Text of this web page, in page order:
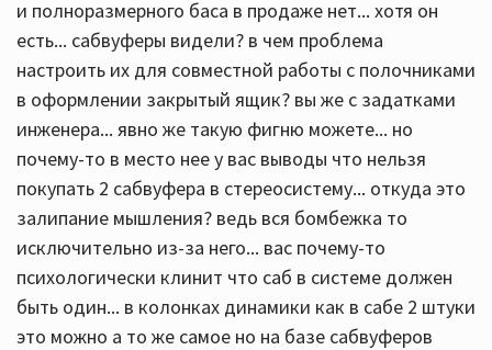
и полноразмерного баса в продаже нет... хотя он
есть... сабвуферы видели? в чем проблема
настроить их для совместной работы с полочниками
в оформлении закрытый ящик? вы же с задатками
инженера... явно же такую фигню можете... но
почему-то в место нее у вас выводы что нельзя
покупать 2 сабвуфера в стереосистему... откуда это
залипание мышления? ведь вся бомбежка то
исключительно из-за него... вас почему-то
психологически клинит что саб в системе должен
быть один... в колонках динамики как в сабе 2 штуки
это можно а то же самое но на базе сабвуферов